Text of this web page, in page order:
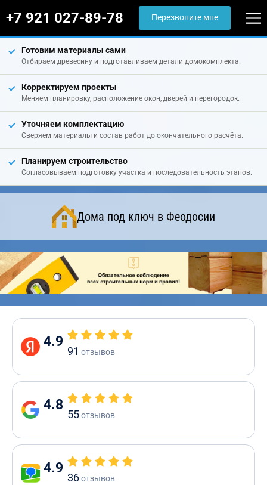
+7 921 027-89-78 Перезвоните мне
Готовим материалы сами
Отбираем древесину и подготавливаем детали домокомплекта.
Корректируем проекты
Меняем планировку, расположение окон, дверей и перегородок.
Уточняем комплектацию
Сверяем материалы и состав работ до окончательного расчёта.
Планируем строительство
Согласовываем подготовку участка и последовательность этапов.
Дома под ключ в Феодосии
4.9
91 отзывов
4.8
55отзывов
4.9
36отзывов